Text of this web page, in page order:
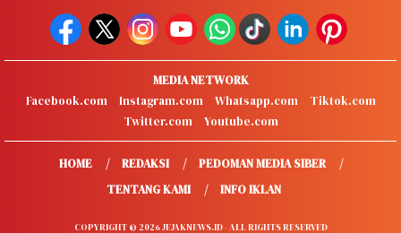
MEDIA NETWORK
Facebook.com
Instagram.com Whatsapp.com
Tiktok.com
Twitter.com
Youtube.com
HOME REDAKSI
PEDOMAN MEDIA SIBER
TENTANG KAMI
INFO IKLAN
COPYRIGHT © 2026 JEJAKNEWS.ID - ALL RIGHTS RESERVED